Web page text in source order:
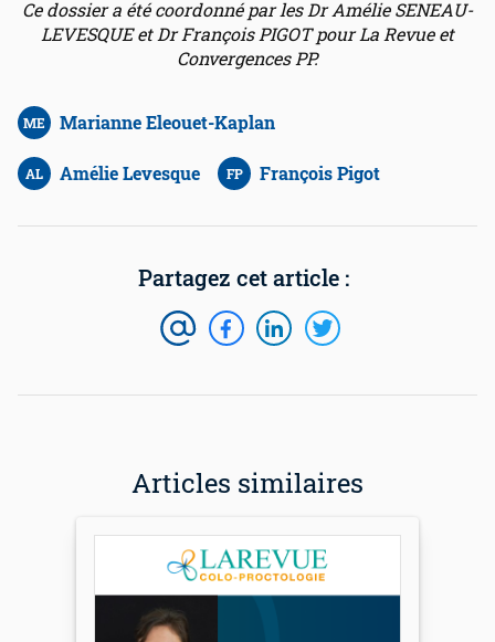
Ce dossier a été coordonné par les Dr Amélie SENEAU-
LEVESQUE et Dr François PIGOT pour La Revue et
Convergences PP.
ME Marianne Eleouet-Kaplan
AL Amélie Levesque FP François Pigot
Articles similaires